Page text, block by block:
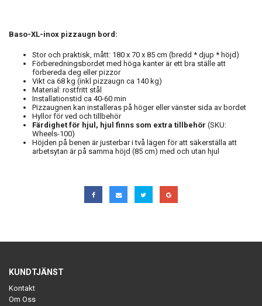
Baso-XL-inox pizzaugn bord:
Stor och praktisk, mått: 180 x 70 x 85 cm (bredd * djup * höjd)
Förberedningsbordet med höga kanter är ett bra ställe att
förbereda deg eller pizzor
Vikt ca 68 kg (inkl pizzaugn ca 140 kg)
Material: rostfritt stål
Installationstid ca 40-60 min
Pizzaugnen kan installeras på höger eller vänster sida av bordet
Hyllor för ved och tillbehör
Färdighet för hjul, hjul finns som extra tillbehör (SKU:
Wheels-100)
Höjden på benen är justerbar i två lägen för att säkerställa att
arbetsytan är på samma höjd (85 cm) med och utan hjul
KUNDTJÄNST
Kontakt
Om Oss